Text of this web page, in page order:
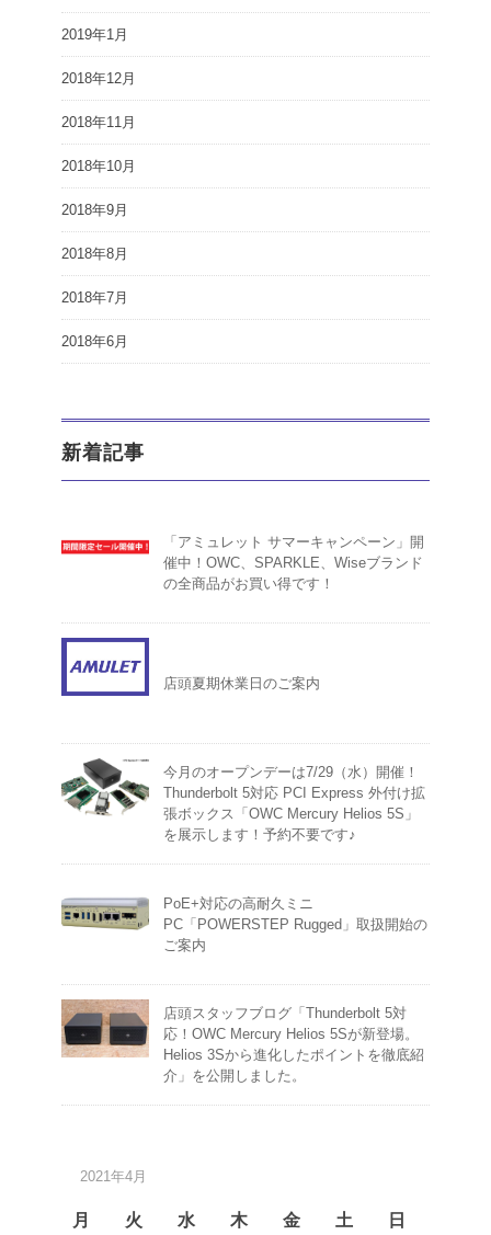
2019年1月
2018年12月
2018年11月
2018年10月
2018年9月
2018年8月
2018年7月
2018年6月
新着記事
「アミュレット サマーキャンペーン」開
催中！OWC、SPARKLE、Wiseブランド
の全商品がお買い得です！
店頭夏期休業日のご案内
今月のオープンデーは7/29（水）開催！
Thunderbolt 5対応 PCI Express 外付け拡
張ボックス「OWC Mercury Helios 5S」
を展示します！予約不要です♪
PoE+対応の高耐久ミニ
PC「POWERSTEP Rugged」取扱開始の
ご案内
店頭スタッフブログ「Thunderbolt 5対
応！OWC Mercury Helios 5Sが新登場。
Helios 3Sから進化したポイントを徹底紹
介」を公開しました。
2021年4月
月 火 水 木 金 土 日